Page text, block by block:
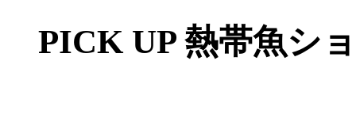
PICK UP 熱帯魚シ